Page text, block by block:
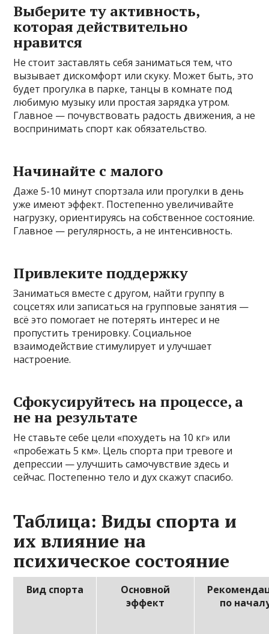
Выберите ту активность,
которая действительно
нравится
Не стоит заставлять себя заниматься тем, что
вызывает дискомфорт или скуку. Может быть, это
будет прогулка в парке, танцы в комнате под
любимую музыку или простая зарядка утром.
Главное — почувствовать радость движения, а не
воспринимать спорт как обязательство.
Начинайте с малого
Даже 5-10 минут спортзала или прогулки в день
уже имеют эффект. Постепенно увеличивайте
нагрузку, ориентируясь на собственное состояние.
Главное — регулярность, а не интенсивность.
Привлеките поддержку
Заниматься вместе с другом, найти группу в
соцсетях или записаться на групповые занятия —
всё это помогает не потерять интерес и не
пропустить тренировку. Социальное
взаимодействие стимулирует и улучшает
настроение.
Сфокусируйтесь на процессе, а
не на результате
Не ставьте себе цели «похудеть на 10 кг» или
«пробежать 5 км». Цель спорта при тревоге и
депрессии — улучшить самочувствие здесь и
сейчас. Постепенно тело и дух скажут спасибо.
Таблица: Виды спорта и
их влияние на
психическое состояние
Вид спорта
Основной
эффект
по